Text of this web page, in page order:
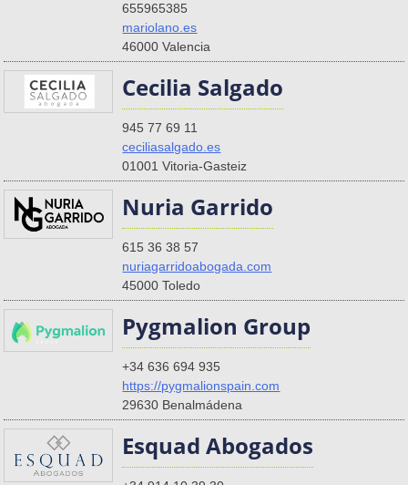
655965385
mariolano.es
46000 Valencia
Cecilia Salgado
945 77 69 11
ceciliasalgado.es
01001 Vitoria-Gasteiz
Nuria Garrido
615 36 38 57
nuriagarridoabogada.com
45000 Toledo
Pygmalion Group
+34 636 694 935
https://pygmalionspain.com
29630 Benalmádena
Esquad Abogados